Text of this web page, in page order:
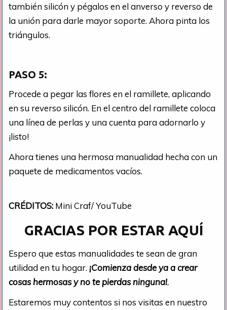
también silicón y pégalos en el anverso y reverso de
la unión para darle mayor soporte. Ahora pinta los
triángulos.
PASO 5:
Procede a pegar las flores en el ramillete, aplicando
en su reverso silicón. En el centro del ramillete coloca
una línea de perlas y una cuenta para adornarlo y
¡listo!
Ahora tienes una hermosa manualidad hecha con un
paquete de medicamentos vacíos.
CRÉDITOS: Mini Craf/ YouTube
GRACIAS POR ESTAR AQUÍ
Espero que estas manualidades te sean de gran
utilidad en tu hogar. ¡Comienza desde ya a crear
cosas hermosas y no te pierdas ninguna!.
Estaremos muy contentos si nos visitas en nuestro